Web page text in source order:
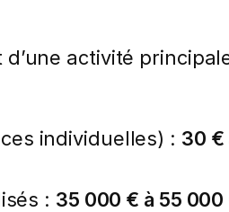
activité
individuelles) : 30 €
: 35 000 € à 55 000